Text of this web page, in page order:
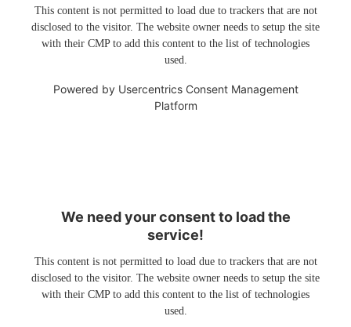
This content is not permitted to load due to trackers that are not
disclosed to the visitor. The website owner needs to setup the site
with their CMP to add this content to the list of technologies
used.
Powered by Usercentrics Consent Management
Platform
We need your consent to load the
service!
This content is not permitted to load due to trackers that are not
disclosed to the visitor. The website owner needs to setup the site
with their CMP to add this content to the list of technologies
used.